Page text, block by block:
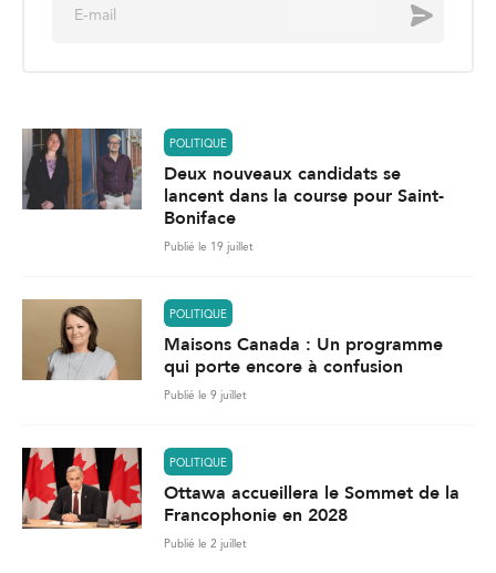
Envoyer
POLITIQUE
Deux nouveaux candidats se
lancent dans la course pour Saint-
Boniface
Publié le 19 juillet
POLITIQUE
Maisons Canada : Un programme
qui porte encore à confusion
Publié le 9 juillet
POLITIQUE
Ottawa accueillera le Sommet de la
Francophonie en 2028
Publié le 2 juillet